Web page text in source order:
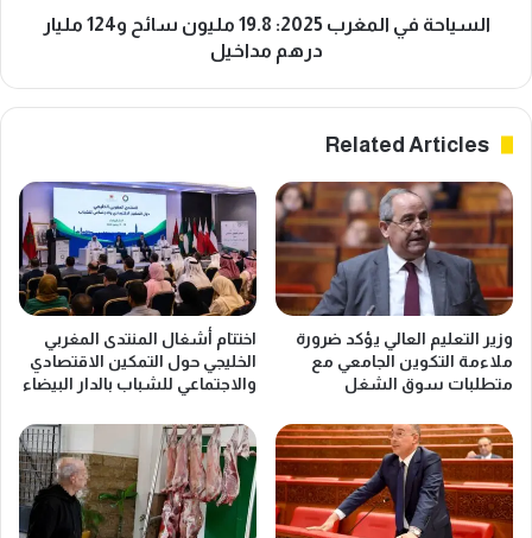
درهم
السياحة في المغرب 2025: 19.8 مليون سائح و124 مليار
درهم مداخيل
Related Articles
وزير التعليم العالي يؤكد ضرورة
ملاءمة التكوين الجامعي مع
متطلبات سوق الشغل
اختتام أشغال المنتدى المغربي
الخليجي حول التمكين الاقتصادي
والاجتماعي للشباب بالدار البيضاء